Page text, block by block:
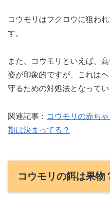
コウモリはフクロウに狙わ
す。
また、コウモリといえば、
姿が印象的ですが、これは
守るための対処法となってい
関連記事： コウモリの赤ち
期は決まってる？
コウモリの餌は果物